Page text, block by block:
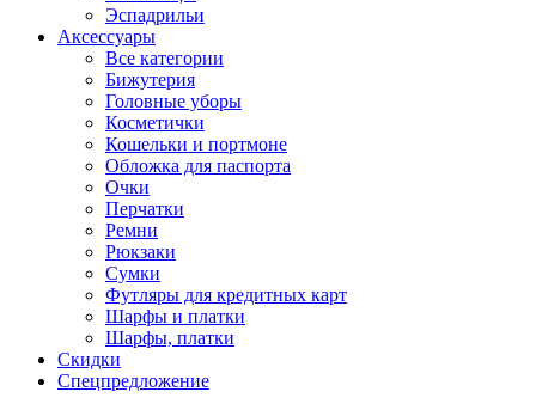
Эспадрильи
Аксессуары
Все категории
Бижутерия
Головные уборы
Косметички
Кошельки и портмоне
Обложка для паспорта
Очки
Перчатки
Ремни
Рюкзаки
Сумки
Футляры для кредитных карт
Шарфы и платки
Шарфы, платки
Скидки
Спецпредложение